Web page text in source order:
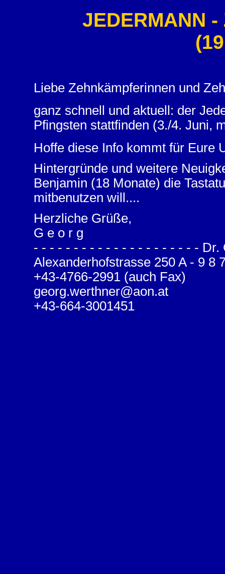
JEDERMANN -
Liebe Zehnkämpferinnen und
ganz schnell und aktuell: der
Pfingsten stattfinden (3./4. Juni,
Hoffe diese Info kommt für Eure
Hintergründe und weitere
Benjamin (18 Monate) die
mitbenutzen will....
Herzliche Grüße,
G e o r g
- - - - - - - - - - - - - - - - - - - - - Dr.
Alexanderhofstrasse 250 A - 9 8
+43-4766-2991 (auch Fax)
georg.werthner@aon.at
+43-664-3001451